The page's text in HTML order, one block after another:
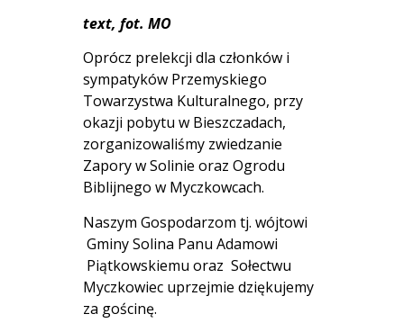
text, fot. MO
Oprócz prelekcji dla członków i
sympatyków Przemyskiego
Towarzystwa Kulturalnego, przy
okazji pobytu w Bieszczadach,
zorganizowaliśmy zwiedzanie
Zapory w Solinie oraz Ogrodu
Biblijnego w Myczkowcach.
Naszym Gospodarzom tj. wójtowi
Gminy Solina Panu Adamowi
Piątkowskiemu oraz Sołectwu
Myczkowiec uprzejmie dziękujemy
za gościnę.